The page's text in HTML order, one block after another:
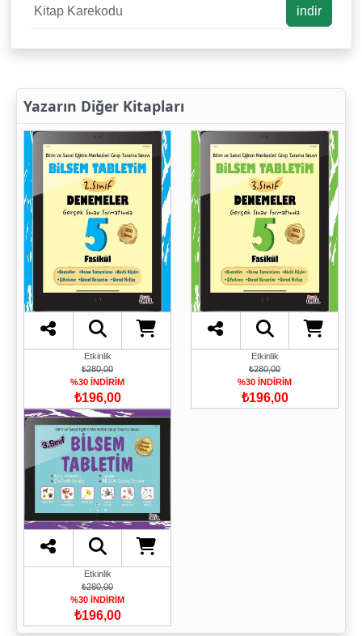
Kitap Karekodu indir
Yazarın Diğer Kitapları
Etkinlik
₺280,00
%30 İNDİRİM
₺196,00
Etkinlik
₺280,00
%30 İNDİRİM
₺196,00
Etkinlik
₺280,00
%30 İNDİRİM
₺196,00